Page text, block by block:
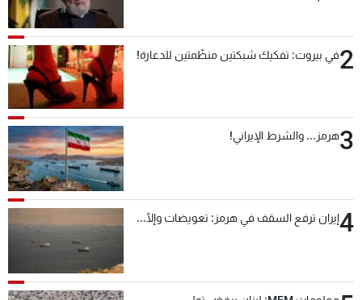
2في بيروت: تفكيك شبكتين منظّمتين للدعارة!
3هرمز... والشرط الإيراني!
4إيران ترفع السقف في هرمز: تعويضات وإلّا...